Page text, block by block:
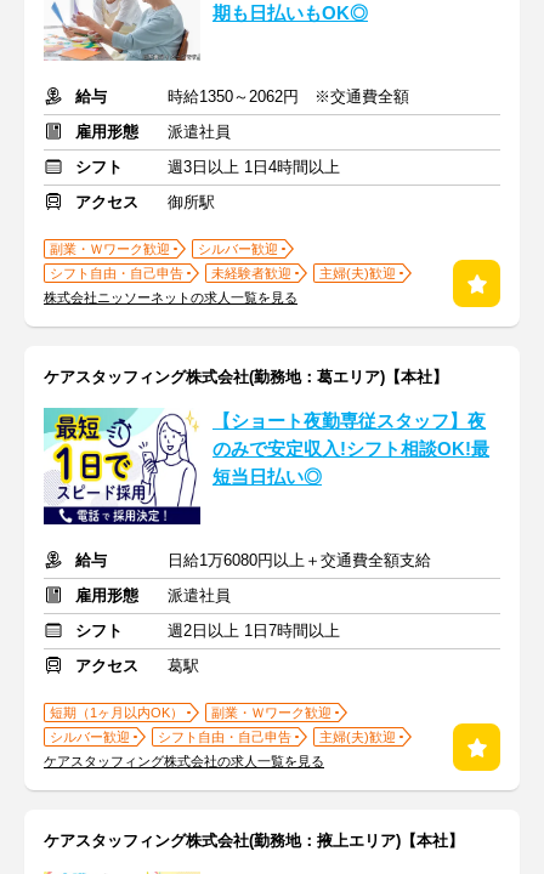
期も日払いもOK◎
給与
時給1350～2062円 ※交通費全額
雇用形態
派遣社員
シフト
週3日以上 1日4時間以上
アクセス
御所駅
副業・Ｗワーク歓迎
シルバー歓迎
シフト自由・自己申告
未経験者歓迎
主婦(夫)歓迎
株式会社ニッソーネットの求人一覧を見る
ケアスタッフィング株式会社(勤務地：葛エリア)【本社】
【ショート夜勤専従スタッフ】夜
のみで安定収入!シフト相談OK!最
短当日払い◎
給与
日給1万6080円以上＋交通費全額支給
雇用形態
派遣社員
シフト
週2日以上 1日7時間以上
アクセス
葛駅
短期（1ヶ月以内OK）
副業・Ｗワーク歓迎
シルバー歓迎
シフト自由・自己申告
主婦(夫)歓迎
ケアスタッフィング株式会社の求人一覧を見る
ケアスタッフィング株式会社(勤務地：掖上エリア)【本社】